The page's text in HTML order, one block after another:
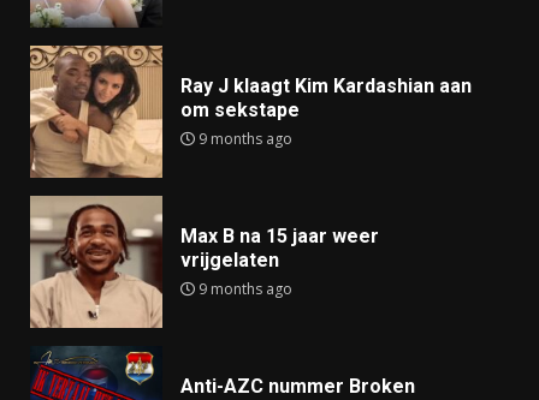
Ray J klaagt Kim Kardashian aan
om sekstape
9 months ago
Max B na 15 jaar weer
vrijgelaten
9 months ago
Anti-AZC nummer Broken